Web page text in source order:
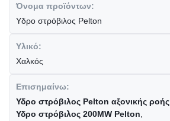
Όνομα προϊόντων:
Υδρο στρόβιλος Pelton
Υλικό:
Χαλκός
Επισημαίνω:
Υδρο στρόβιλος Pelton αξονικής ροής
Υδρο στρόβιλος 200MW Pelton